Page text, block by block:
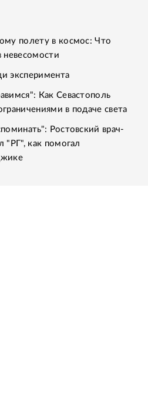
полету в космос: Что
невесомости
эксперимента
Как Севастополь
в подаче света
Ростовский врач-
"РГ", как помогал